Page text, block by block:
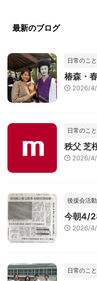
最新のブログ
日常のこと
椿森・
2026/
日常のこと
秩父 芝
2026/
後援会活動
今朝4/
2026/
日常のこと